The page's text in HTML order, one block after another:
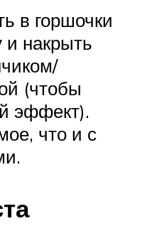
в горшочки
и накрыть
(чтобы
эффект).
что и с